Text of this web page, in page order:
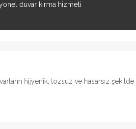
duvar kırma hizmeti
hijyenik, tozsuz ve hasarsız